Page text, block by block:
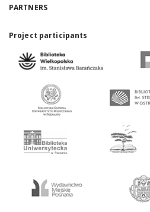
PARTNERS
Project participants